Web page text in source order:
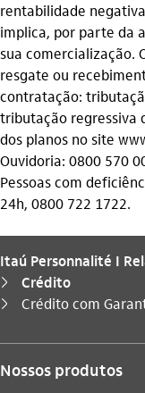
rentabilidade
implica, por parte da
sua comercialização.
resgate ou
contratação:
tributação regressiva
dos planos no site
Ouvidoria: 0800 570
Pessoas com
24h, 0800 722 1722.
Itaú Personnalité I
seta_direita Crédito
seta_direita
Você está aqui:
Crédito com
Nossos produtos